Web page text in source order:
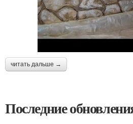
читать дальше →
Последние